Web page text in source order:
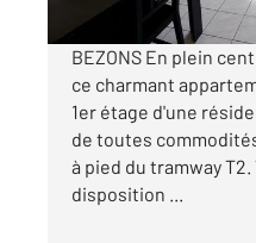
BEZONS En plein
ce charmant
1er étage d'une
de toutes
à pied du tramway
disposition ...